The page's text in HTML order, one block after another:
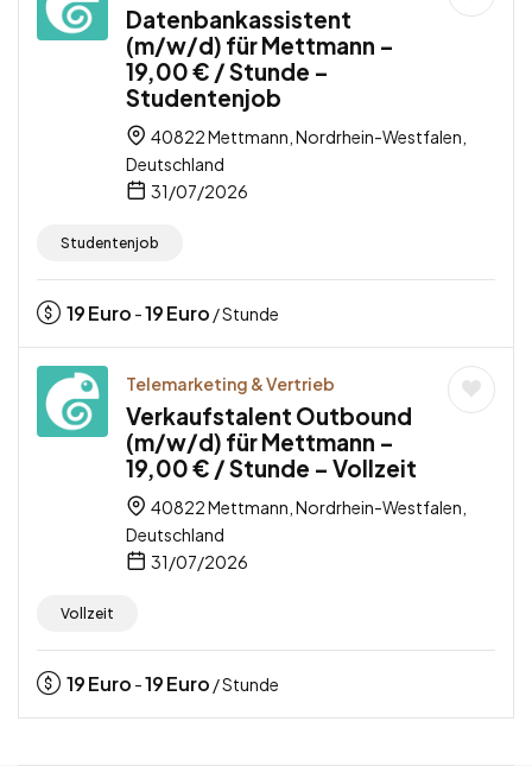
Datenbankassistent
(m/w/d) für Mettmann –
19,00 € / Stunde –
Studentenjob
40822 Mettmann, Nordrhein-Westfalen,
Deutschland
31/07/2026
Studentenjob
19Euro -19Euro / Stunde
Telemarketing & Vertrieb
Verkaufstalent Outbound
(m/w/d) für Mettmann –
19,00 € / Stunde – Vollzeit
40822 Mettmann, Nordrhein-Westfalen,
Deutschland
31/07/2026
Vollzeit
19Euro -19Euro / Stunde